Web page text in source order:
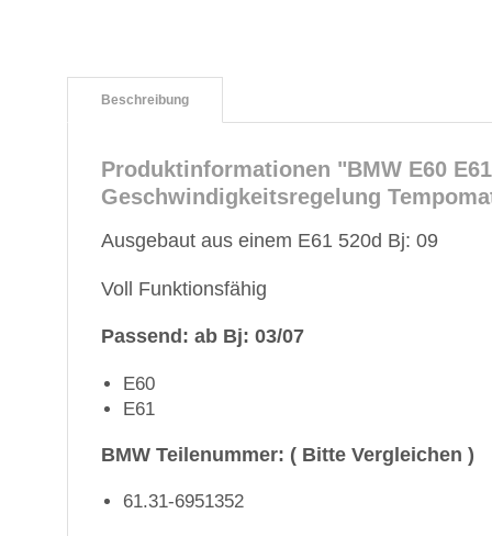
Beschreibung
Produktinformationen "BMW E60
Geschwindigkeitsregelung
Ausgebaut aus einem E61 520d Bj: 09
Voll Funktionsfähig
Passend: ab Bj: 03/07
E60
E61
BMW Teilenummer: ( Bitte Vergleichen )
61.31-6951352